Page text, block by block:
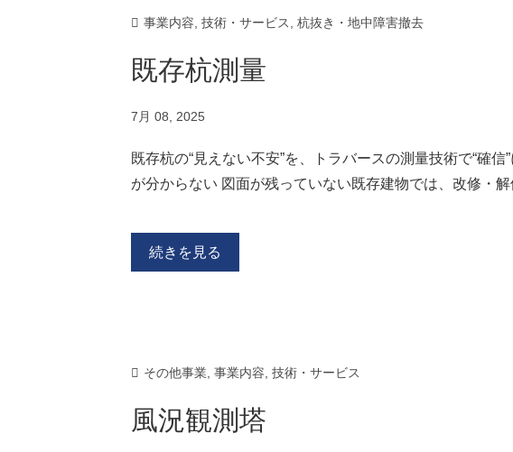
事業内容 技術・サービス 杭抜き・地中障害撤去
既存杭測量
7月 08, 2025
既存杭の“見えない不安”を、トラバースの測量技術で“確
が分からない 図面が残っていない既存建物では、改修・
続きを見る
その他事業 事業内容 技術・サービス
風況観測塔